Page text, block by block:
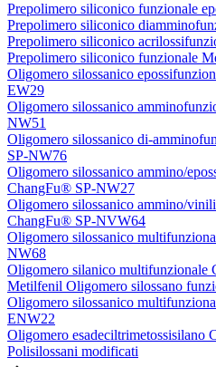
Prepolimero siliconico funzionale
Prepolimero siliconico
Prepolimero siliconico
Prepolimero siliconico funzionale
Oligomero silossanico
EW29
Oligomero silossanico
NW51
Oligomero silossanico di-
SP-NW76
Oligomero silossanico ammino/
ChangFu® SP-NW27
Oligomero silossanico ammino/
ChangFu® SP-NVW64
Oligomero silossanico
NW68
Oligomero silanico multifunzionale
Metilfenil Oligomero silossano
Oligomero silossanico
ENW22
Oligomero esadeciltrimetossisilano
Polisilossani modificati